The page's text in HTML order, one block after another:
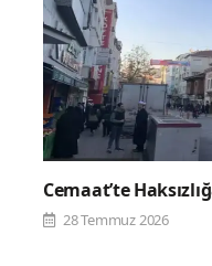
Cemaat’te
28 Temmuz 2026